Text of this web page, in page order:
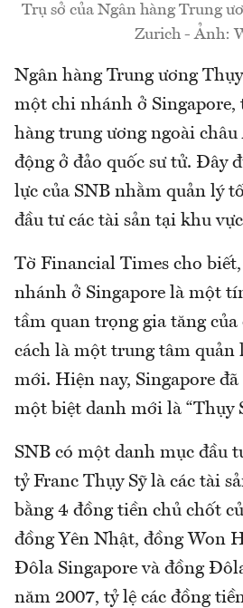
Trụ sở của Ngân hàng Trung
Zurich - Ảnh:
Ngân hàng Trung ương
một chi nhánh ở
hàng trung ương ngoài
động ở đảo quốc sư tử. Đây
lực của SNB nhằm quản lý
đầu tư các tài sản tại khu
Tờ Financial Times cho
nhánh ở Singapore là một
tầm quan trọng gia tăng
cách là một trung tâm quản
mới. Hiện nay, Singapore
một biệt danh mới là “Thụy
SNB có một danh mục đầu
tỷ Franc Thụy Sỹ là các tài
bằng 4 đồng tiền chủ chốt
đồng Yên Nhật, đồng Won
Đôla Singapore và đồng
năm 2007, tỷ lệ các đồng